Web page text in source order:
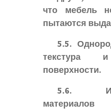
что мебель
пытаются
5.5.
текстура
поверхности.
5.6.